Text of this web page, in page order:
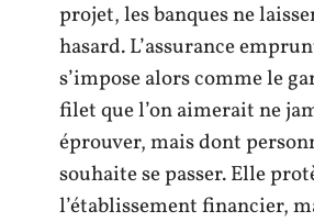
projet, les banques ne
hasard. L’assurance
s’impose alors comme le
filet que l’on aimerait ne
éprouver, mais dont
souhaite se passer. Elle
l’établissement financier,